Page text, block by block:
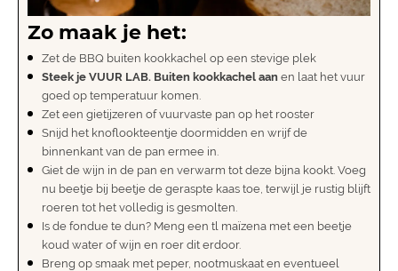
Zo maak je het:
Zet de BBQ buiten kookkachel op een stevige plek
Steek je VUUR LAB. Buiten kookkachel aan en laat het vuur
goed op temperatuur komen.
Zet een gietijzeren of vuurvaste pan op het rooster
Snijd het knoflookteentje doormidden en wrijf de
binnenkant van de pan ermee in.
Giet de wijn in de pan en verwarm tot deze bijna kookt. Voeg
nu beetje bij beetje de geraspte kaas toe, terwijl je rustig blijft
roeren tot het volledig is gesmolten.
Is de fondue te dun? Meng een tl maïzena met een beetje
koud water of wijn en roer dit erdoor.
Breng op smaak met peper, nootmuskaat en eventueel